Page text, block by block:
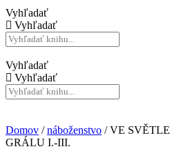
Vyhľadať
Vyhľadať
Vyhľadať
Vyhľadať
Domov /náboženstvo / VE
GRÁLU I.-III.